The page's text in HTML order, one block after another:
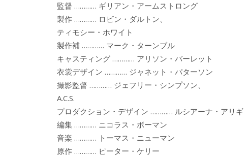
監督 ………… ギリアン・アームストロング
製作 ………… ロビン・ダルトン、
ティモシー・ホワイト
製作補 ………… マーク・ターンブル
キャスティング ………… アリソン・バーレット
衣裳デザイン ………… ジャネット・パターソン
撮影監督 ………… ジェフリー・シンプソン、
A.C.S.
プロダクション・デザイン ………… ルシアーナ・アリギ
編集 ………… ニコラス・ボーマン
音楽 ………… トーマス・ニューマン
原作 ………… ピーター・ケリー